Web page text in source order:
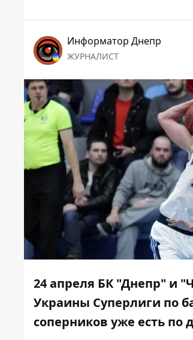
Информатор Днепр
ЖУРНАЛИСТ
24 апреля БК "Днепр" и
Украины Суперлиги по
соперников уже есть